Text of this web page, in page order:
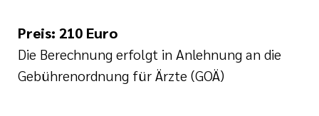
Preis: 210 Euro
Die Berechnung erfolgt in Anlehnung an die
Gebührenordnung für Ärzte (GOÄ)